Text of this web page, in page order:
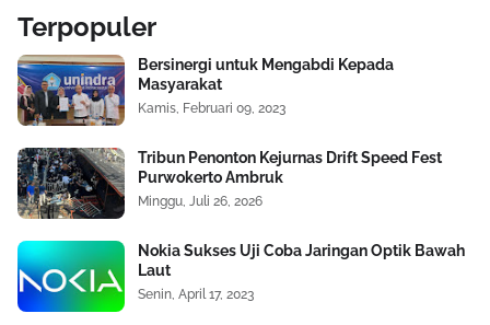
Terpopuler
Bersinergi untuk Mengabdi Kepada
Masyarakat
Kamis, Februari 09, 2023
Tribun Penonton Kejurnas Drift Speed Fest
Purwokerto Ambruk
Minggu, Juli 26, 2026
Nokia Sukses Uji Coba Jaringan Optik Bawah
Laut
Senin, April 17, 2023